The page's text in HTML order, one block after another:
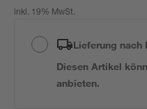
inkl. 19% MwSt.
Lieferung nach
Diesen Artikel
anbieten.